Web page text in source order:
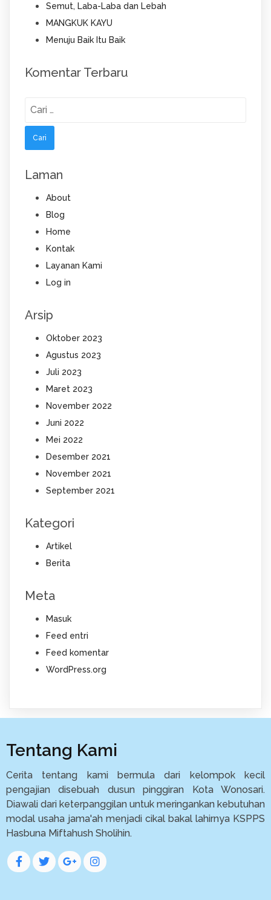
Semut, Laba-Laba dan Lebah
MANGKUK KAYU
Menuju Baik Itu Baik
Komentar Terbaru
Cari
Laman
About
Blog
Home
Kontak
Layanan Kami
Log in
Arsip
Oktober 2023
Agustus 2023
Juli 2023
Maret 2023
November 2022
Juni 2022
Mei 2022
Desember 2021
November 2021
September 2021
Kategori
Artikel
Berita
Meta
Masuk
Feed entri
Feed komentar
WordPress.org
Tentang Kami
Cerita tentang kami bermula dari kelompok kecil
pengajian disebuah dusun pinggiran Kota Wonosari.
Diawali dari keterpanggilan untuk meringankan kebutuhan
modal usaha jama'ah menjadi cikal bakal lahirnya KSPPS
Hasbuna Miftahush Sholihin.